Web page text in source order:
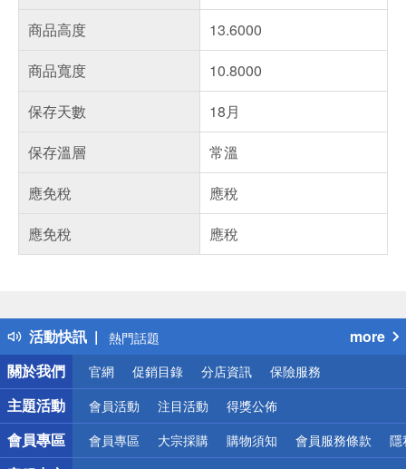
商品高度
13.6000
商品寬度
10.8000
保存天數
18月
保存溫層
常溫
應免稅
應稅
應免稅
應稅
活動快訊
得獎公告
熱門話題
銀行優惠
偏遠地區配送
詐騙網頁！請小心！
more
關於我們
官網 促銷目錄 分店資訊 保險服務
主題活動 會員活動 注目活動 得獎公佈
會員專區 會員專區 大宗採購 購物須知 會員服務條款 隱